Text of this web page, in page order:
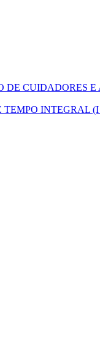
DE CUIDADORES